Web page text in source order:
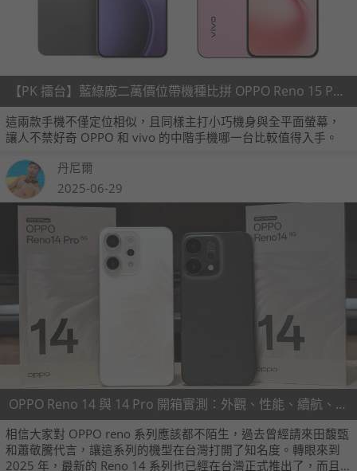
【PK 擂台】藍綠廠二萬價位帶機種比拼 OPPO Reno 15 Pro V.S. vivo X200 FE 規格比較
這兩款手機不僅定位相似，且同樣主打小巧機身與全平面螢幕，
讓人不禁好奇 OPPO 和 vivo 的中階手機哪一台比較值得入手。
丹尼爾
2025-06-29
OPPO Reno 14 與 14 Pro 開箱實測：外觀、性能、續航、AI、相機全面體驗
相信大家對 OPPO reno 系列應該都不陌生，過去曾經請來田馥甄
和蕭敬騰代言，讓這系列的機型在台灣打開了知名度。轉眼來到
2025 年，最新的 Reno 14 系列也已經在台灣正式推出了，而且